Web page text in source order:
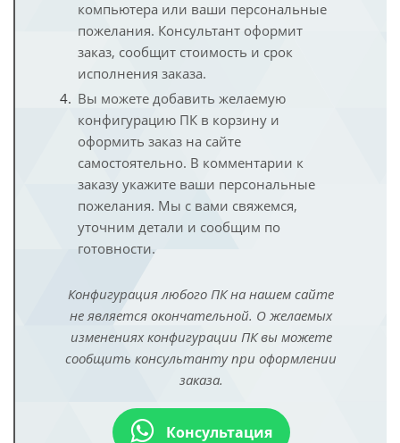
компьютера или ваши персональные
пожелания. Консультант оформит
заказ, сообщит стоимость и срок
исполнения заказа.
Вы можете добавить желаемую
конфигурацию ПК в корзину и
оформить заказ на сайте
самостоятельно. В комментарии к
заказу укажите ваши персональные
пожелания. Мы с вами свяжемся,
уточним детали и сообщим по
готовности.
Конфигурация любого ПК на нашем сайте
не является окончательной. О желаемых
изменениях конфигурации ПК вы можете
сообщить консультанту при оформлении
заказа.
Консультация